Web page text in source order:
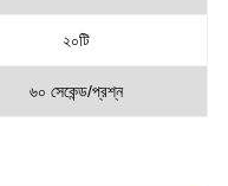
২০টি
৬০ সেকেন্ড/প্রশ্ন